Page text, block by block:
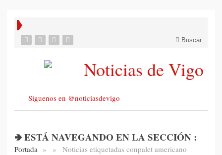
Buscar
Síguenos en @noticiasdevigo
🢂 ESTÁ NAVEGANDO EN LA SECCIÓN :
Portada » Noticias etiquetadas con
» palet americano